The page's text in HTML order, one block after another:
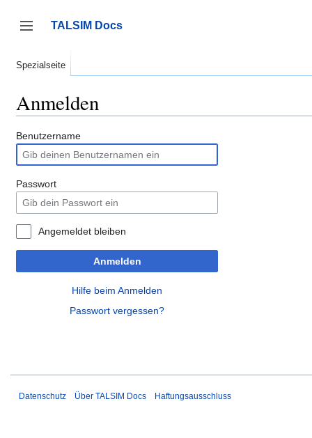
springen
Seitenleiste umschalten
TALSIM Docs
Spezialseite
Anmelden
Benutzername
Passwort
Angemeldet bleiben
Anmelden
Hilfe beim Anmelden
Passwort vergessen?
Datenschutz Über TALSIM Docs Haftungsausschluss